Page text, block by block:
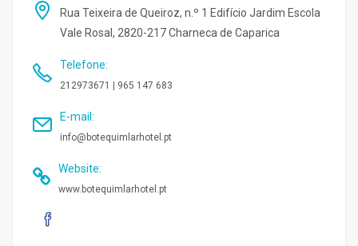
Rua Teixeira de Queiroz, n.º 1 Edifício Jardim Escola
Vale Rosal, 2820-217 Charneca de Caparica
Telefone:
212973671 | 965 147 683
E-mail:
info@botequimlarhotel.pt
Website:
www.botequimlarhotel.pt